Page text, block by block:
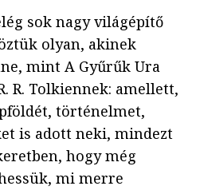
sok nagy világépítő
olyan, akinek
mint A Gyűrűk Ura
R. Tolkiennek: amellett,
történelmet,
is adott neki, mindezt
hogy még
mi merre